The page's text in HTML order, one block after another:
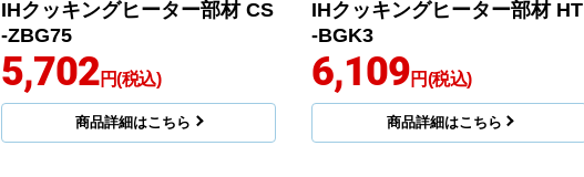
IHクッキングヒーター部材 CS
-ZBG75
5,702円(税込)
商品詳細はこちら
IHクッキングヒーター部材 HT
-BGK3
6,109円(税込)
商品詳細はこちら